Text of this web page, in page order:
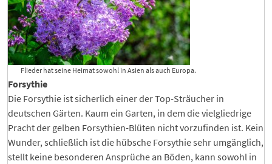
Flieder hat seine Heimat sowohl in Asien als auch Europa.
Forsythie
Die Forsythie ist sicherlich einer der Top-Sträucher in
deutschen Gärten. Kaum ein Garten, in dem die vielgliedrige
Pracht der gelben Forsythien-Blüten nicht vorzufinden ist. Kein
Wunder, schließlich ist die hübsche Forsythie sehr umgänglich,
stellt keine besonderen Ansprüche an Böden, kann sowohl in